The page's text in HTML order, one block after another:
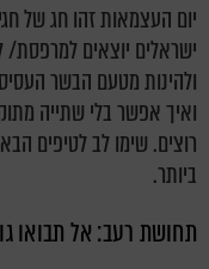
יום העצמאות זהו חג של
ישראלים יוצאים
ולהינות מטעם הבשר
ואיך אפשר בלי שתייה
רוצים. שימו לב לטיפים
ביותר.
תחושת רעב: אל תבואו